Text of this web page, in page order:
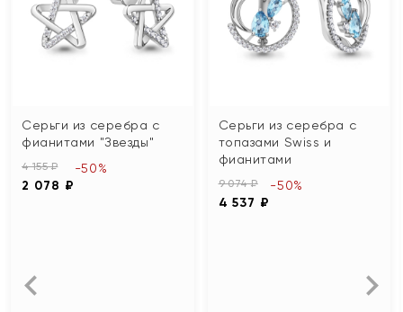
Серьги из серебра с
фианитами "Звезды"
4 155 ₽
2 078 ₽
-50%
Серьги из серебра с
топазами Swiss и
фианитами
9 074 ₽
4 537 ₽
-50%